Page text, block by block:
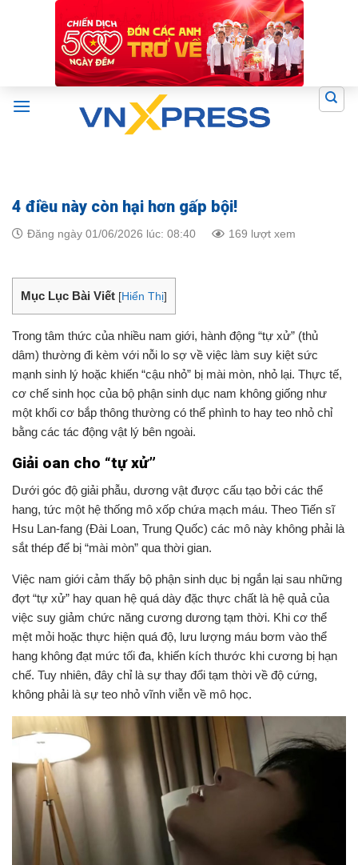
4 điều này còn hại hơn gấp bội!
Đăng ngày 01/06/2026 lúc: 08:40 169 lượt xem
Mục Lục Bài Viết [Hiển Thị]
Trong tâm thức của nhiều nam giới, hành động “tự xử” (thủ
dâm) thường đi kèm với nỗi lo sợ về việc làm suy kiệt sức
mạnh sinh lý hoặc khiến “cậu nhỏ” bị mài mòn, nhỏ lại. Thực tế,
cơ chế sinh học của bộ phận sinh dục nam không giống như
một khối cơ bắp thông thường có thể phình to hay teo nhỏ chỉ
bằng các tác động vật lý bên ngoài.
Giải oan cho “tự xử”
Dưới góc độ giải phẫu, dương vật được cấu tạo bởi các thể
hang, tức một hệ thống mô xốp chứa mạch máu. Theo Tiến sĩ
Hsu Lan-fang (Đài Loan, Trung Quốc) các mô này không phải là
sắt thép để bị “mài mòn” qua thời gian.
Việc nam giới cảm thấy bộ phận sinh dục bị ngắn lại sau những
đợt “tự xử” hay quan hệ quá dày đặc thực chất là hệ quả của
việc suy giảm chức năng cương dương tạm thời. Khi cơ thể
mệt mỏi hoặc thực hiện quá độ, lưu lượng máu bơm vào thể
hang không đạt mức tối đa, khiến kích thước khi cương bị hạn
chế. Tuy nhiên, đây chỉ là sự thay đổi tạm thời về độ cứng,
không phải là sự teo nhỏ vĩnh viễn về mô học.